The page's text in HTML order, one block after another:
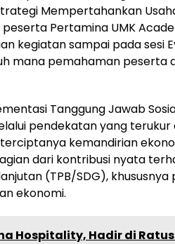
Mempertahankan
Pertamina UMK
kegiatan sampai pada sesi
mana pemahaman peserta
Tanggung Jawab
pendekatan yang terukur
kemandirian
dari kontribusi nyata
(TPB/SDG), khususnya
ekonomi.
Hospitality, Hadir di